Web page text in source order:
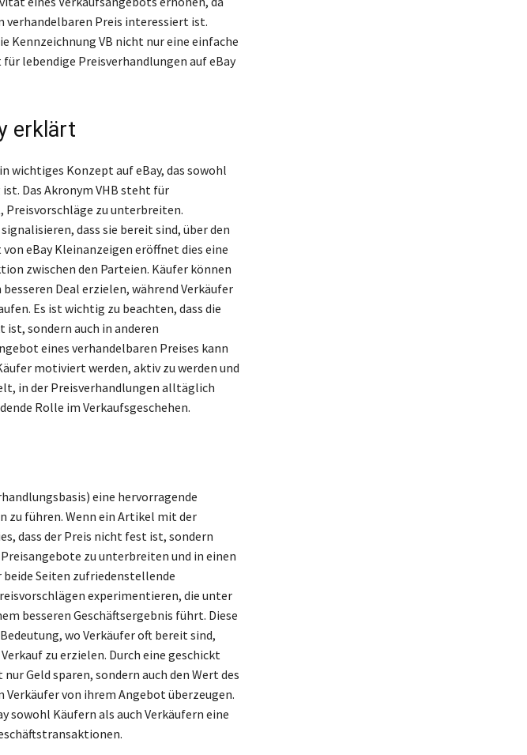
verhandelbaren Preis interessiert ist.
Kennzeichnung VB nicht nur eine einfache
lebendige Preisverhandlungen auf eBay
erklärt
wichtiges Konzept auf eBay, das sowohl
Das Akronym VHB steht für
Preisvorschläge zu unterbreiten.
dass sie bereit sind, über den
eBay Kleinanzeigen eröffnet dies eine
zwischen den Parteien. Käufer können
Deal erzielen, während Verkäufer
Es ist wichtig zu beachten, dass die
ist, sondern auch in anderen
eines verhandelbaren Preises kann
motiviert werden, aktiv zu werden und
in der Preisverhandlungen alltäglich
Rolle im Verkaufsgeschehen.
eine hervorragende
zu führen. Wenn ein Artikel mit der
dass der Preis nicht fest ist, sondern
zu unterbreiten und in einen
Seiten zufriedenstellende
experimentieren, die unter
besseren Geschäftsergebnis führt. Diese
wo Verkäufer oft bereit sind,
zu erzielen. Durch eine geschickt
Geld sparen, sondern auch den Wert des
von ihrem Angebot überzeugen.
sowohl Käufern als auch Verkäufern eine